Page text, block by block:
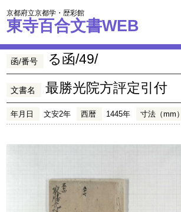
京都府立京都学・歴彩館
東寺百合文書WEB
函/番号 る函/49/
文書名 最勝光院方評定引付
年月日 文安2年 西暦 1445年 寸法（mm）